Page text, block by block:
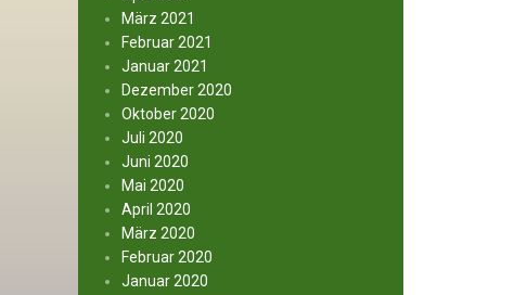
März 2021
Februar 2021
Januar 2021
Dezember 2020
Oktober 2020
Juli 2020
Juni 2020
Mai 2020
April 2020
März 2020
Februar 2020
Januar 2020